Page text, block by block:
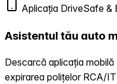
Aplicația DriveSafe &
Asistentul tău auto
Descarcă aplicația
expirarea polițelor RCA/